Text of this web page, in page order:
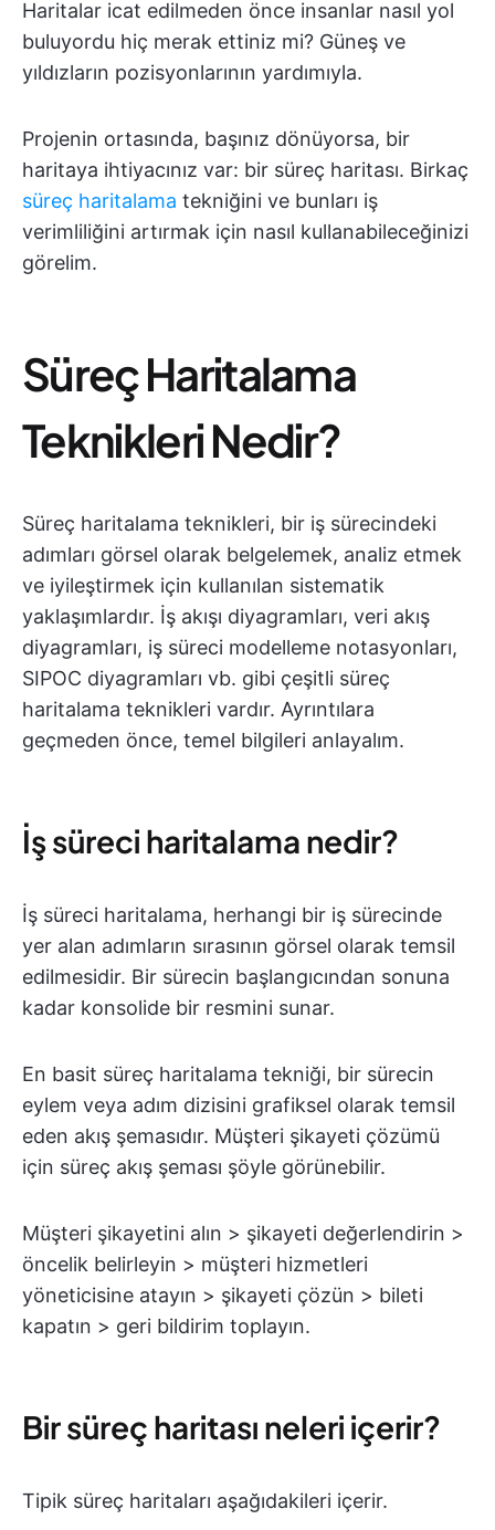
Haritalar icat edilmeden önce insanlar nasıl yol
buluyordu hiç merak ettiniz mi? Güneş ve
yıldızların pozisyonlarının yardımıyla.
Projenin ortasında, başınız dönüyorsa, bir
haritaya ihtiyacınız var: bir süreç haritası. Birkaç
süreç haritalama tekniğini ve bunları iş
verimliliğini artırmak için nasıl kullanabileceğinizi
görelim.
Süreç Haritalama
Teknikleri Nedir?
Süreç haritalama teknikleri, bir iş sürecindeki
adımları görsel olarak belgelemek, analiz etmek
ve iyileştirmek için kullanılan sistematik
yaklaşımlardır. İş akışı diyagramları, veri akış
diyagramları, iş süreci modelleme notasyonları,
SIPOC diyagramları vb. gibi çeşitli süreç
haritalama teknikleri vardır. Ayrıntılara
geçmeden önce, temel bilgileri anlayalım.
İş süreci haritalama nedir?
İş süreci haritalama, herhangi bir iş sürecinde
yer alan adımların sırasının görsel olarak temsil
edilmesidir. Bir sürecin başlangıcından sonuna
kadar konsolide bir resmini sunar.
En basit süreç haritalama tekniği, bir sürecin
eylem veya adım dizisini grafiksel olarak temsil
eden akış şemasıdır. Müşteri şikayeti çözümü
için süreç akış şeması şöyle görünebilir.
Müşteri şikayetini alın > şikayeti değerlendirin >
öncelik belirleyin > müşteri hizmetleri
yöneticisine atayın > şikayeti çözün > bileti
kapatın > geri bildirim toplayın.
Bir süreç haritası neleri içerir?
Tipik süreç haritaları aşağıdakileri içerir.